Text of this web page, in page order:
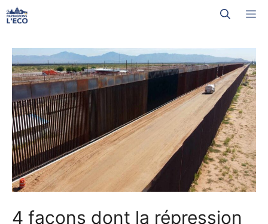
Aller
au
4 façons dont la répression